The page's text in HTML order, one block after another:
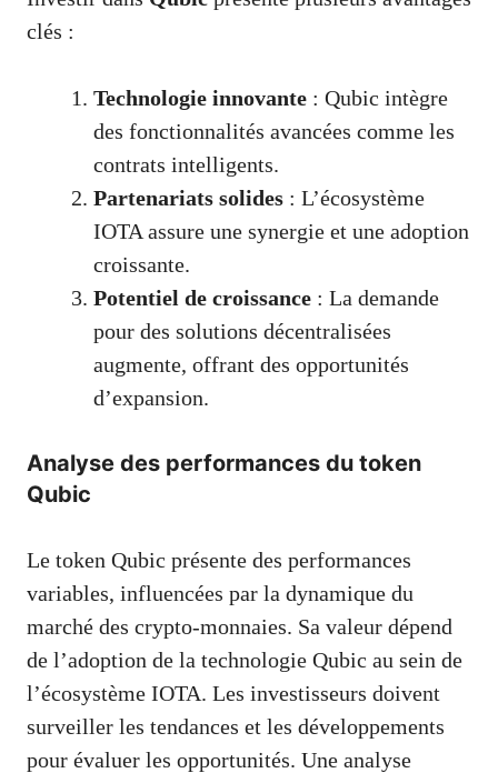
clés :
Technologie innovante : Qubic intègre
des fonctionnalités avancées comme les
contrats intelligents.
Partenariats solides : L’écosystème
IOTA assure une synergie et une adoption
croissante.
Potentiel de croissance : La demande
pour des solutions décentralisées
augmente, offrant des opportunités
d’expansion.
Analyse des performances du token
Qubic
Le token Qubic présente des performances
variables, influencées par la dynamique du
marché des crypto-monnaies. Sa valeur dépend
de l’adoption de la technologie Qubic au sein de
l’écosystème IOTA. Les investisseurs doivent
surveiller les tendances et les développements
pour évaluer les opportunités. Une analyse